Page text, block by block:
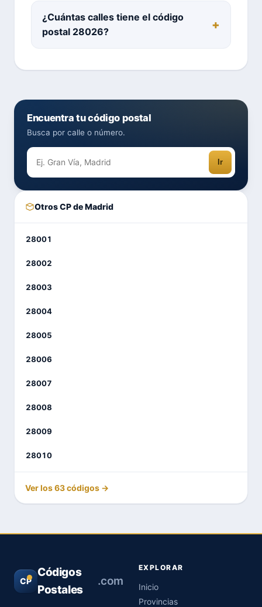
¿Cuántas calles tiene el código
postal 28026?
Encuentra tu código postal
Busca por calle o número.
Ir
Otros CP de Madrid
28001
28002
28003
28004
28005
28006
28007
28008
28009
28010
Ver los 63 códigos →
CP
Códigos
Postales
.com
EXPLORAR
Inicio
Provincias